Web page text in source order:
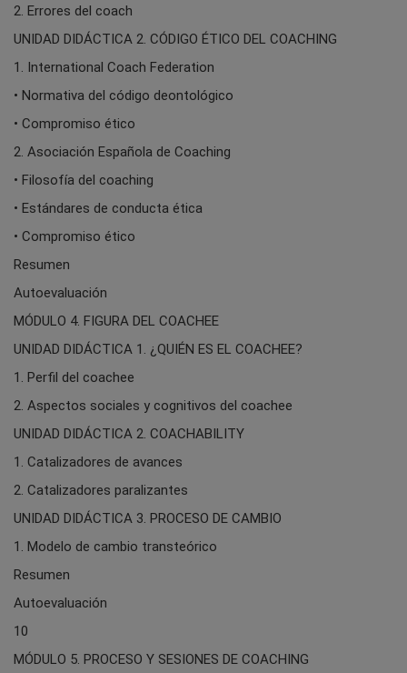
2. Errores del coach
UNIDAD DIDÁCTICA 2. CÓDIGO ÉTICO DEL COACHING
1. International Coach Federation
• Normativa del código deontológico
• Compromiso ético
2. Asociación Española de Coaching
• Filosofía del coaching
• Estándares de conducta ética
• Compromiso ético
Resumen
Autoevaluación
MÓDULO 4. FIGURA DEL COACHEE
UNIDAD DIDÁCTICA 1. ¿QUIÉN ES EL COACHEE?
1. Perfil del coachee
2. Aspectos sociales y cognitivos del coachee
UNIDAD DIDÁCTICA 2. COACHABILITY
1. Catalizadores de avances
2. Catalizadores paralizantes
UNIDAD DIDÁCTICA 3. PROCESO DE CAMBIO
1. Modelo de cambio transteórico
Resumen
Autoevaluación
10
MÓDULO 5. PROCESO Y SESIONES DE COACHING